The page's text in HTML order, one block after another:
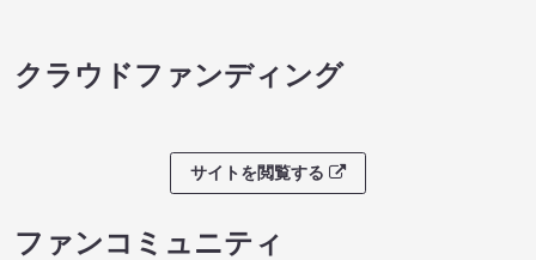
クラウドファンディング
サイトを閲覧する
ファンコミュニティ